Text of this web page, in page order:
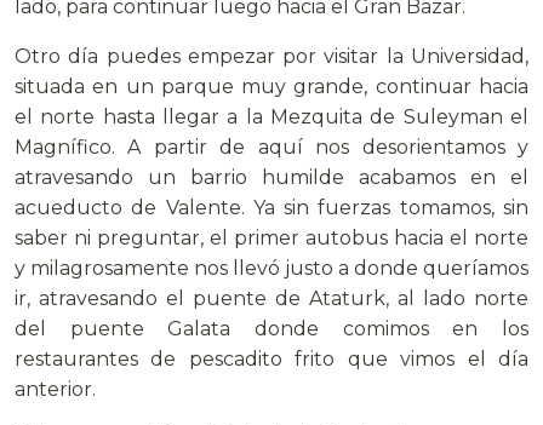
lado, para continuar luego hacia el Gran Bazar.
Otro día puedes empezar por visitar la Universidad,
situada en un parque muy grande, continuar hacia
el norte hasta llegar a la Mezquita de Suleyman el
Magnífico. A partir de aquí nos desorientamos y
atravesando un barrio humilde acabamos en el
acueducto de Valente. Ya sin fuerzas tomamos, sin
saber ni preguntar, el primer autobus hacia el norte
y milagrosamente nos llevó justo a donde queríamos
ir, atravesando el puente de Ataturk, al lado norte
del puente Galata donde comimos en los
restaurantes de pescadito frito que vimos el día
anterior.